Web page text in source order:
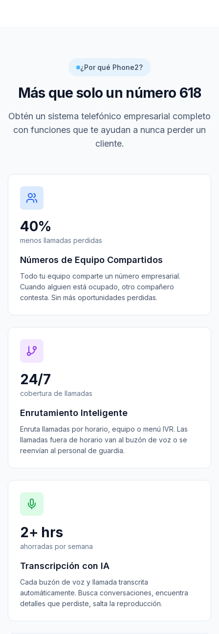
¿Por qué Phone2?
Más que solo un número 618
Obtén un sistema telefónico empresarial completo
con funciones que te ayudan a nunca perder un
cliente.
40%
menos llamadas perdidas
Números de Equipo Compartidos
Todo tu equipo comparte un número empresarial.
Cuando alguien está ocupado, otro compañero
contesta. Sin más oportunidades perdidas.
24/7
cobertura de llamadas
Enrutamiento Inteligente
Enruta llamadas por horario, equipo o menú IVR. Las
llamadas fuera de horario van al buzón de voz o se
reenvían al personal de guardia.
2+ hrs
ahorradas por semana
Transcripción con IA
Cada buzón de voz y llamada transcrita
automáticamente. Busca conversaciones, encuentra
detalles que perdiste, salta la reproducción.